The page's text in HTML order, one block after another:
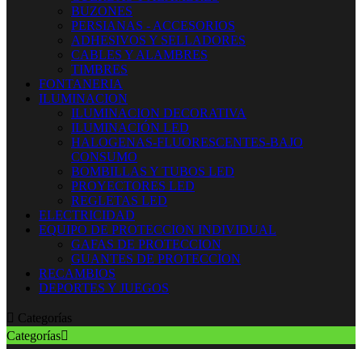
BUZONES
PERSIANAS - ACCESORIOS
ADHESIVOS Y SELLADORES
CABLES Y ALAMBRES
TIMBRES
FONTANERIA
ILUMINACION
ILUMINACION DECORATIVA
ILUMINACIÓN LED
HALOGENAS-FLUORESCENTES-BAJO
CONSUMO
BOMBILLAS Y TUBOS LED
PROYECTORES LED
REGLETAS LED
ELECTRICIDAD
EQUIPO DE PROTECCION INDIVIDUAL
GAFAS DE PROTECCION
GUANTES DE PROTECCION
RECAMBIOS
DEPORTES Y JUEGOS
 Categorías
Categorías